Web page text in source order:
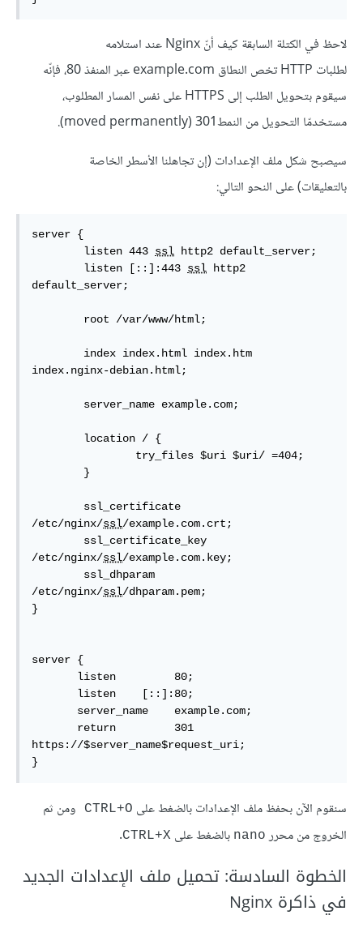
لاحظ في الكتلة السابقة كيف أنّ Nginx عند استلامه
لطلبات HTTP تخص النطاق example.com عبر المنفذ 80، فإنّه
سيقوم بتحويل الطلب إلى HTTPS على نفس المسار المطلوب،
مستخدمّا التحويل من النمط301 (moved permanently).
سيصبح شكل ملف الإعدادات (إن تجاهلنا الأسطر الخاصة
بالتعليقات) على النحو التالي:
server {
        listen 443
ssl http2 default_server;
        listen [::]:443
ssl http2
default_server;
index.nginx-debian.html;
/etc/nginx/ssl/example.com.crt;
/etc/nginx/ssl/example.com.key;
/etc/nginx/ssl/dhparam.pem;
}
server {
https://$server_name$request_uri;
}
سنقوم الآن بحفظ ملف الإعدادات بالضغط على CTRL+O
ومن ثم
الخروج من محرر nano بالضغط على CTRL+X
.
الخطوة السادسة: تحميل ملف الإعدادات الجديد
في ذاكرة Nginx